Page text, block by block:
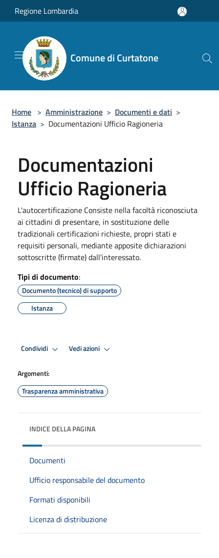
Salta al contenuto principale
Regione Lombardia
Comune di Curtatone
Home > Amministrazione > Documenti e dati >
Istanza > Documentazioni Ufficio Ragioneria
Documentazioni
Ufficio Ragioneria
L'autocertificazione Consiste nella facoltà riconosciuta
ai cittadini di presentare, in sostituzione delle
tradizionali certificazioni richieste, propri stati e
requisiti personali, mediante apposite dichiarazioni
sottoscritte (firmate) dall'interessato.
Tipi di documento:
Documento (tecnico) di supporto
Istanza
Condividi Vedi azioni
Argomenti:
Trasparenza amministrativa
INDICE DELLA PAGINA
Documenti
Ufficio responsabile del documento
Formati disponibili
Licenza di distribuzione